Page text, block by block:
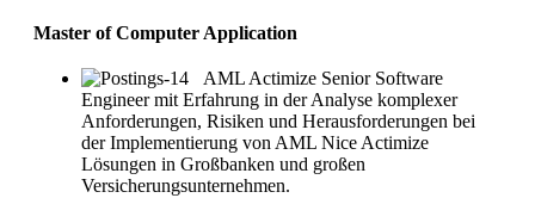
Master of Computer Application
AML Actimize Senior Software
Engineer mit Erfahrung in der Analyse komplexer
Anforderungen, Risiken und Herausforderungen bei
der Implementierung von AML Nice Actimize
Lösungen in Großbanken und großen
Versicherungsunternehmen.